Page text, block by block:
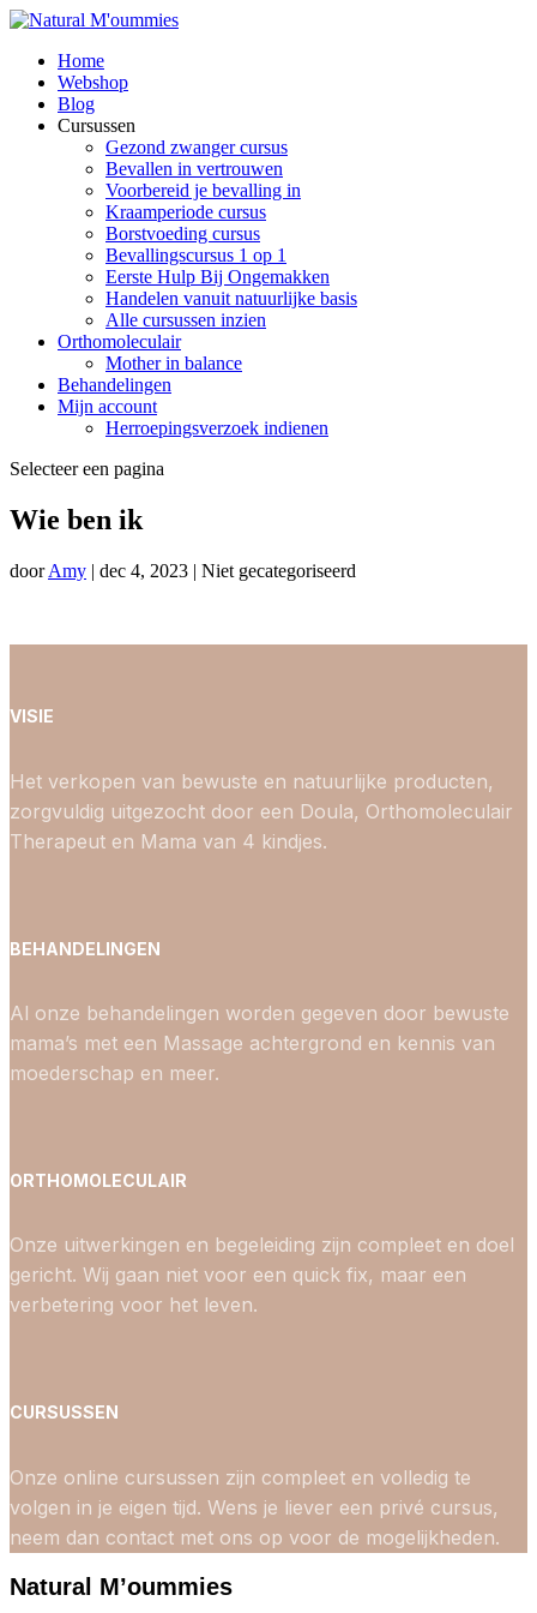
Home
Webshop
Blog
Cursussen
Gezond zwanger cursus
Bevallen in vertrouwen
Voorbereid je bevalling in
Kraamperiode cursus
Borstvoeding cursus
Bevallingscursus 1 op 1
Eerste Hulp Bij Ongemakken
Handelen vanuit natuurlijke basis
Alle cursussen inzien
Orthomoleculair
Mother in balance
Behandelingen
Mijn account
Herroepingsverzoek indienen
Selecteer een pagina
Wie ben ik
doorAmy | dec 4, 2023 | Niet gecategoriseerd
VISIE
Het verkopen van bewuste en natuurlijke producten,
zorgvuldig uitgezocht door een Doula, Orthomoleculair
Therapeut en Mama van 4 kindjes.
BEHANDELINGEN
Al onze behandelingen worden gegeven door bewuste
mama’s met een Massage achtergrond en kennis van
moederschap en meer.
ORTHOMOLECULAIR
Onze uitwerkingen en begeleiding zijn compleet en doel
gericht. Wij gaan niet voor een quick fix, maar een
verbetering voor het leven.
CURSUSSEN
Onze online cursussen zijn compleet en volledig te
volgen in je eigen tijd. Wens je liever een privé cursus,
neem dan contact met ons op voor de mogelijkheden.
Natural M’oummies